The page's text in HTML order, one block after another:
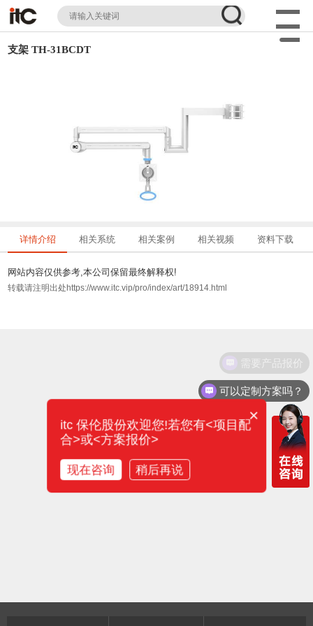
支架 TH-31BCDT
详情介绍 相关系统 相关案例 相关视频 资料下载
网站内容仅供参考,本公司保留最终解释权!
转载请注明出处https://www.itc.vip/pro/index/art/18914.html
可以定制方案吗？
需要产品报价
×
itc 保伦股份欢迎您!若您有<项目配
合>或<方案报价>
现在咨询 稍后再说